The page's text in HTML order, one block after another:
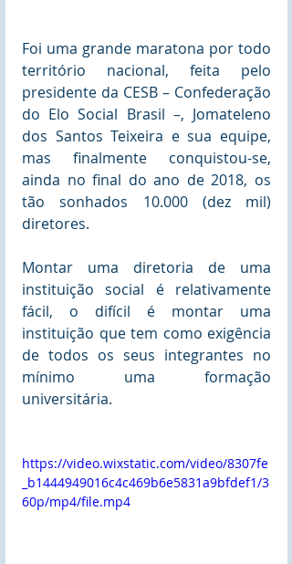
Foi uma grande maratona por todo
território nacional, feita pelo
presidente da CESB – Confederação
do Elo Social Brasil –, Jomateleno
dos Santos Teixeira e sua equipe,
mas finalmente conquistou-se,
ainda no final do ano de 2018, os
tão sonhados 10.000 (dez mil)
diretores.
Montar uma diretoria de uma
instituição social é relativamente
fácil, o difícil é montar uma
instituição que tem como exigência
de todos os seus integrantes no
mínimo uma formação
universitária.
https://video.wixstatic.com/video/8307fe
_b1444949016c4c469b6e5831a9bfdef1/3
60p/mp4/file.mp4